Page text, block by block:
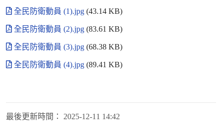
全民防衛動員 (1).jpg (43.14 KB)
全民防衛動員 (2).jpg (83.61 KB)
全民防衛動員 (3).jpg (68.38 KB)
全民防衛動員 (4).jpg (89.41 KB)
最後更新時間： 2025-12-11 14:42